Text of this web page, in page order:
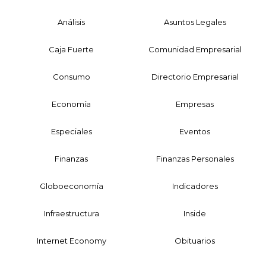
Análisis Asuntos Legales
Caja Fuerte Comunidad Empresarial
Consumo Directorio Empresarial
Economía Empresas
Especiales Eventos
Finanzas Finanzas Personales
Globoeconomía Indicadores
Infraestructura Inside
Internet Economy Obituarios